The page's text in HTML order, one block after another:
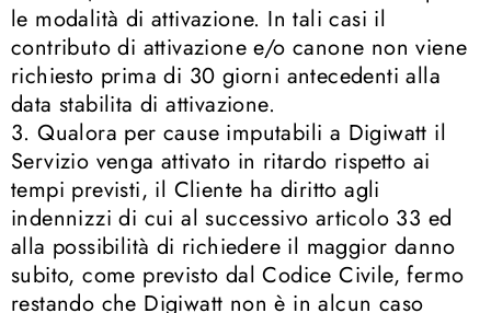
le modalità di attivazione. In tali casi il
contributo di attivazione e/o canone non viene
richiesto prima di 30 giorni antecedenti alla
data stabilita di attivazione.
3. Qualora per cause imputabili a Digiwatt il
Servizio venga attivato in ritardo rispetto ai
tempi previsti, il Cliente ha diritto agli
indennizzi di cui al successivo articolo 33 ed
alla possibilità di richiedere il maggior danno
subito, come previsto dal Codice Civile, fermo
restando che Digiwatt non è in alcun caso